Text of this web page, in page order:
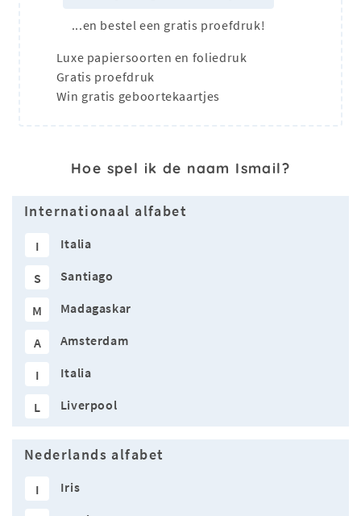
...en bestel een gratis proefdruk!
Luxe papiersoorten en foliedruk
Gratis proefdruk
Win gratis geboortekaartjes
Hoe spel ik de naam Ismail?
Internationaal alfabet
I Italia
S Santiago
M Madagaskar
A Amsterdam
I Italia
L Liverpool
Nederlands alfabet
I Iris